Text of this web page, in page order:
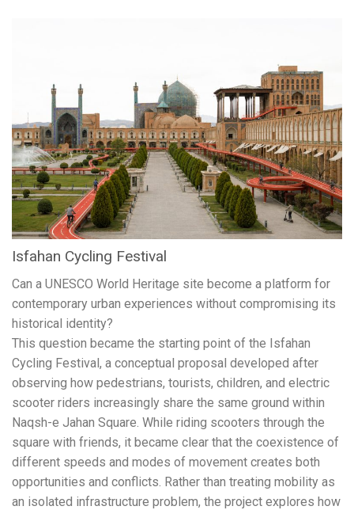
Isfahan Cycling Festival
Can a UNESCO World Heritage site become a platform for
contemporary urban experiences without compromising its
historical identity?
This question became the starting point of the Isfahan
Cycling Festival, a conceptual proposal developed after
observing how pedestrians, tourists, children, and electric
scooter riders increasingly share the same ground within
Naqsh-e Jahan Square. While riding scooters through the
square with friends, it became clear that the coexistence of
different speeds and modes of movement creates both
opportunities and conflicts. Rather than treating mobility as
an isolated infrastructure problem, the project explores how